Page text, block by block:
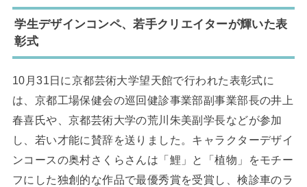
学生デザインコンペ、若手クリエイターが輝いた表
彰式
10月31日に京都芸術大学望天館で行われた表彰式に
は、京都工場保健会の巡回健診事業部副事業部長の井上
春喜氏や、京都芸術大学の荒川朱美副学長などが参加
し、若い才能に賛辞を送りました。キャラクターデザイ
ンコースの奥村さくらさんは「鯉」と「植物」をモチー
フにした独創的な作品で最優秀賞を受賞し、検診車のラ